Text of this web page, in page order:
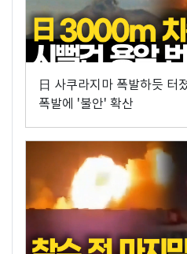
日 사쿠라지마 폭발하듯 터
폭발에 '불안' 확산